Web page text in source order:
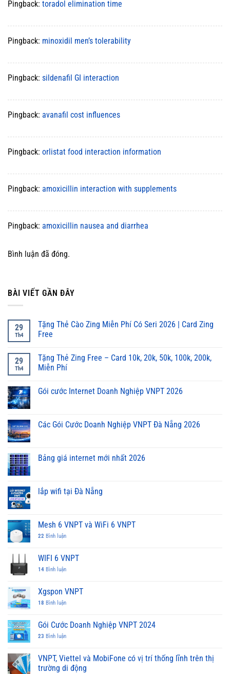
Pingback: toradol elimination time
Pingback: minoxidil men’s tolerability
Pingback: sildenafil GI interaction
Pingback: avanafil cost influences
Pingback: orlistat food interaction information
Pingback: amoxicillin interaction with supplements
Pingback: amoxicillin nausea and diarrhea
Bình luận đã đóng.
BÀI VIẾT GẦN ĐÂY
29
Th4
Tặng Thẻ Cào Zing Miễn Phí Có Seri 2026 | Card Zing
Free
29
Th4
Tặng Thẻ Zing Free – Card 10k, 20k, 50k, 100k, 200k,
Miễn Phí
Gói cước Internet Doanh Nghiệp VNPT 2026
Các Gói Cước Doanh Nghiệp VNPT Đà Nẵng 2026
Bảng giá internet mới nhất 2026
lắp wifi tại Đà Nẵng
Mesh 6 VNPT và WiFi 6 VNPT
22 Bình luận
WIFI 6 VNPT
14 Bình luận
Xgspon VNPT
18 Bình luận
Gói Cước Doanh Nghiệp VNPT 2024
23 Bình luận
VNPT, Viettel và MobiFone có vị trí thống lĩnh trên thị
trường di động